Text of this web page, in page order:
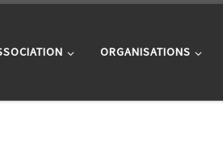
ORGANISATIONS